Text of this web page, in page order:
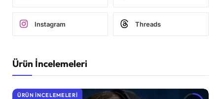
Instagram Threads
Ürün İncelemeleri
ÜRÜN İNCELEMELERI